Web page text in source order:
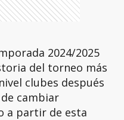
2024/2025
del torneo más
clubes después
de cambiar
a partir de esta